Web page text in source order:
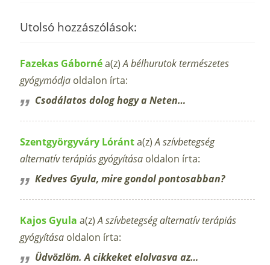
Utolsó hozzászólások:
Fazekas Gábornéa(z)A bélhurutok természetes
gyógymódja oldalon írta:
Csodálatos dolog hogy a Neten…
Szentgyörgyváry Lóránta(z)A szívbetegség
alternatív terápiás gyógyítása oldalon írta:
Kedves Gyula, mire gondol pontosabban?
Kajos Gyula a(z)A szívbetegség alternatív terápiás
gyógyítása oldalon írta:
Üdvözlöm. A cikkeket elolvasva az…